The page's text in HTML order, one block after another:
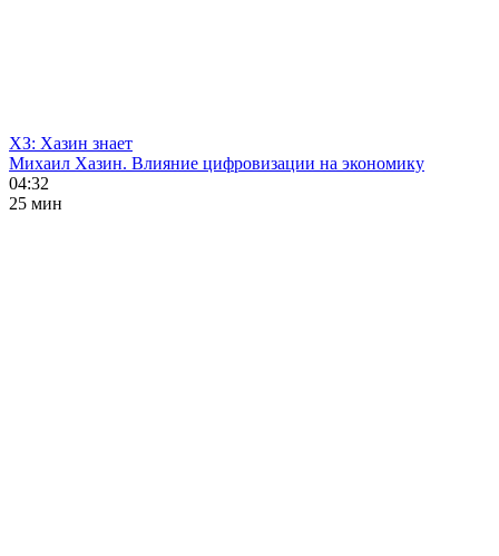
ХЗ: Хазин знает
Михаил Хазин. Влияние цифровизации на экономику
04:32
25 мин